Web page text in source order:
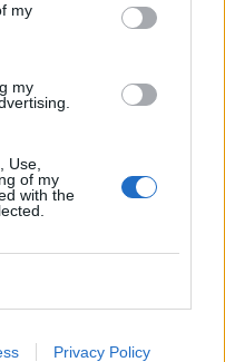
my
my
Use,
of my
with the
Privacy Policy